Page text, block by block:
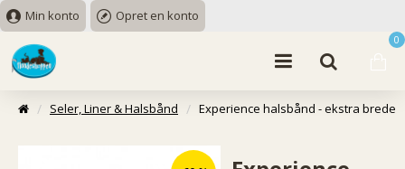
Min konto Opret en konto
0
Seler, Liner & Halsbånd Experience halsbånd - ekstra brede